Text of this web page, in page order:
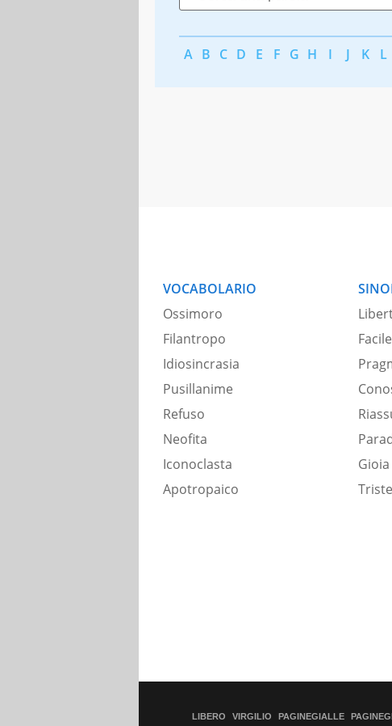
A B C D E F G H I J K L
VOCABOLARIO
Ossimoro
Filantropo
Idiosincrasia
Pusillanime
Refuso
Neofita
Iconoclasta
Apotropaico
Facile
Gioia
LIBERO VIRGILIO PAGINEGIALLE